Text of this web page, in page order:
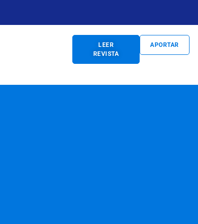
Abrir PREVENCIÓN DE ABUSOS
LEER
REVISTA
APORTAR